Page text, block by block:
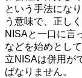
という手法にな
う意味で、正し
NISAと一口に言
などを始めとし
立NISAは併用が
ばなりません。